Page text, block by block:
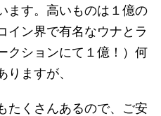
ます。高いものは１億の
イン界で有名なウナとラ
クションにて１億！）何
ますが、
たくさんあるので、ご安